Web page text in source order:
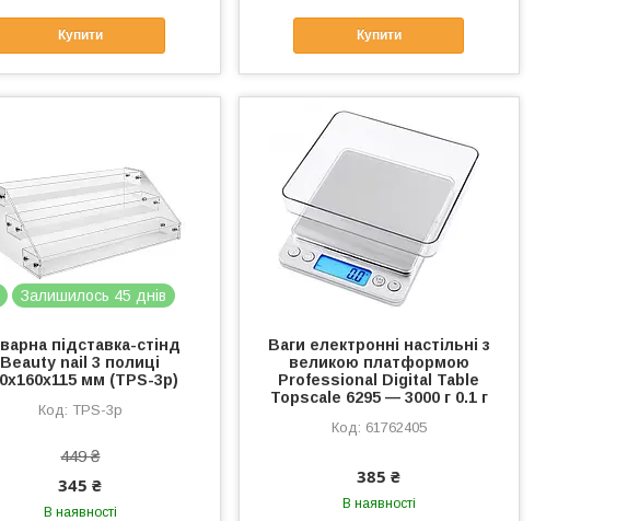
Купити Купити
Залишилось 45 днів
підставка-стінд
Beauty nail 3 полиці
мм (TPS-3p)
TPS-3p
449 ₴
345 ₴
В наявності
Ваги електронні настільні з
великою платформою
Professional Digital Table
Topscale 6295 — 3000 г 0.1 г
61762405
385 ₴
В наявності